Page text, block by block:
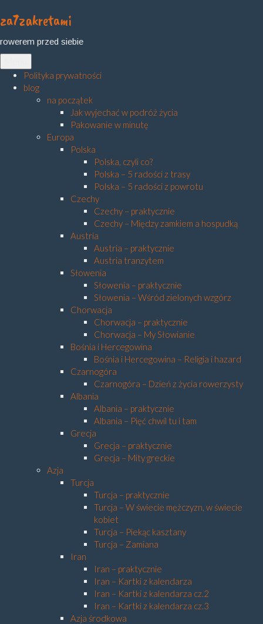
Skip
content
za7zakretami
rowerem przed siebie
Polityka prywatności
blog
na początek
Jak wyjechać w podróż życia
Pakowanie w minutę
Europa
Polska
Polska, czyli co?
Polska – 5 radości z trasy
Polska – 5 radości z powrotu
Czechy
Czechy – praktycznie
Czechy – Między zamkiem a hospudką
Austria
Austria – praktycznie
Austria tranzytem
Słowenia
Słowenia – praktycznie
Słowenia – Wśród zielonych wzgórz
Chorwacja
Chorwacja – praktycznie
Chorwacja – My Słowianie
Bośnia i Hercegowina
Bośnia i Hercegowina – Religia i hazard
Czarnogóra
Czarnogóra – Dzień z życia rowerzysty
Albania
Albania – praktycznie
Albania – Pięć chwil tu i tam
Grecja
Grecja – praktycznie
Grecja – Mity greckie
Azja
Turcja
Turcja – praktycznie
Turcja – W świecie mężczyzn, w świecie
kobiet
Turcja – Piekąc kasztany
Turcja – Zamiana
Iran
Iran – praktycznie
Iran – Kartki z kalendarza
Iran – Kartki z kalendarza cz.2
Iran – Kartki z kalendarza cz.3
Azja środkowa